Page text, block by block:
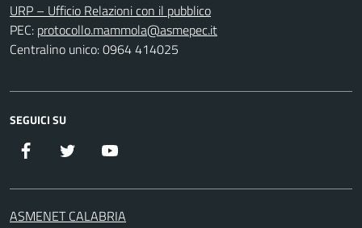
URP – Ufficio Relazioni con il pubblico
PEC: protocollo.mammola@asmepec.it
Centralino unico: 0964 414025
SEGUICI SU
Facebook Twitter
ASMENET CALABRIA